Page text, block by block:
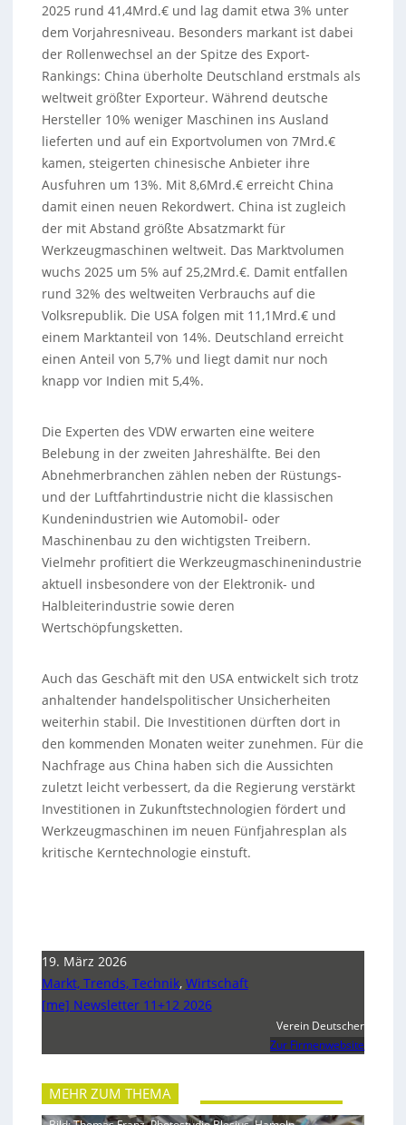
2025 rund 41,4Mrd.€ und lag damit etwa 3% unter
dem Vorjahresniveau. Besonders markant ist dabei
der Rollenwechsel an der Spitze des Export-
Rankings: China überholte Deutschland erstmals als
weltweit größter Exporteur. Während deutsche
Hersteller 10% weniger Maschinen ins Ausland
lieferten und auf ein Exportvolumen von 7Mrd.€
kamen, steigerten chinesische Anbieter ihre
Ausfuhren um 13%. Mit 8,6Mrd.€ erreicht China
damit einen neuen Rekordwert. China ist zugleich
der mit Abstand größte Absatzmarkt für
Werkzeugmaschinen weltweit. Das Marktvolumen
wuchs 2025 um 5% auf 25,2Mrd.€. Damit entfallen
rund 32% des weltweiten Verbrauchs auf die
Volksrepublik. Die USA folgen mit 11,1Mrd.€ und
einem Marktanteil von 14%. Deutschland erreicht
einen Anteil von 5,7% und liegt damit nur noch
knapp vor Indien mit 5,4%.
Die Experten des VDW erwarten eine weitere
Belebung in der zweiten Jahreshälfte. Bei den
Abnehmerbranchen zählen neben der Rüstungs-
und der Luftfahrtindustrie nicht die klassischen
Kundenindustrien wie Automobil- oder
Maschinenbau zu den wichtigsten Treibern.
Vielmehr profitiert die Werkzeugmaschinenindustrie
aktuell insbesondere von der Elektronik- und
Halbleiterindustrie sowie deren
Wertschöpfungsketten.
Auch das Geschäft mit den USA entwickelt sich trotz
anhaltender handelspolitischer Unsicherheiten
weiterhin stabil. Die Investitionen dürften dort in
den kommenden Monaten weiter zunehmen. Für die
Nachfrage aus China haben sich die Aussichten
zuletzt leicht verbessert, da die Regierung verstärkt
Investitionen in Zukunftstechnologien fördert und
Werkzeugmaschinen im neuen Fünfjahresplan als
kritische Kerntechnologie einstuft.
19. März 2026
Markt, Trends, Technik, Wirtschaft
[me] Newsletter 11+12 2026
Verein Deutscher
Zur Firmenwebsite
MEHR ZUM THEMA